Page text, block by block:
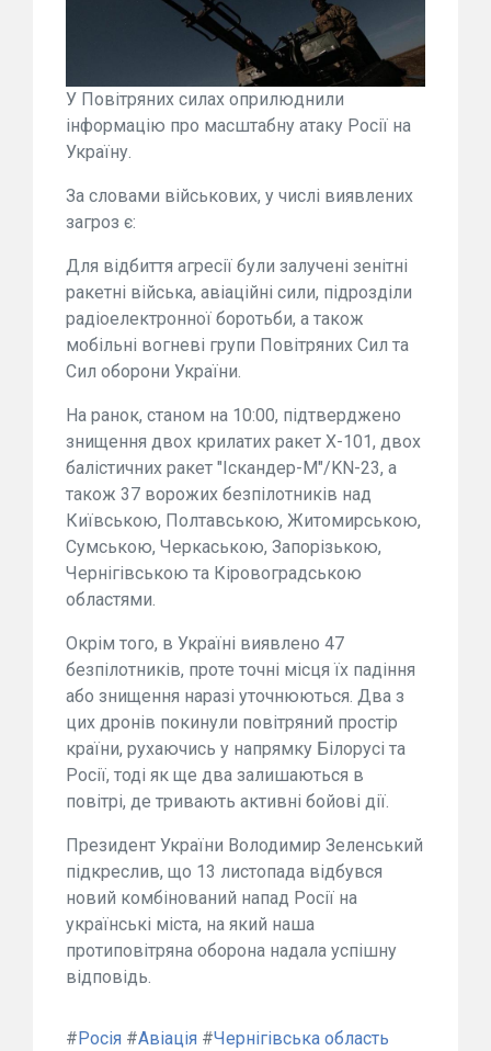
У Повітряних силах оприлюднили
інформацію про масштабну атаку Росії на
Україну.
За словами військових, у числі виявлених
загроз є:
Для відбиття агресії були залучені зенітні
ракетні війська, авіаційні сили, підрозділи
радіоелектронної боротьби, а також
мобільні вогневі групи Повітряних Сил та
Сил оборони України.
На ранок, станом на 10:00, підтверджено
знищення двох крилатих ракет Х-101, двох
балістичних ракет "Іскандер-М"/KN-23, а
також 37 ворожих безпілотників над
Київською, Полтавською, Житомирською,
Сумською, Черкаською, Запорізькою,
Чернігівською та Кіровоградською
областями.
Окрім того, в Україні виявлено 47
безпілотників, проте точні місця їх падіння
або знищення наразі уточнюються. Два з
цих дронів покинули повітряний простір
країни, рухаючись у напрямку Білорусі та
Росії, тоді як ще два залишаються в
повітрі, де тривають активні бойові дії.
Президент України Володимир Зеленський
підкреслив, що 13 листопада відбувся
новий комбінований напад Росії на
українські міста, на який наша
протиповітряна оборона надала успішну
відповідь.
# Росія #Авіація #Чернігівська область